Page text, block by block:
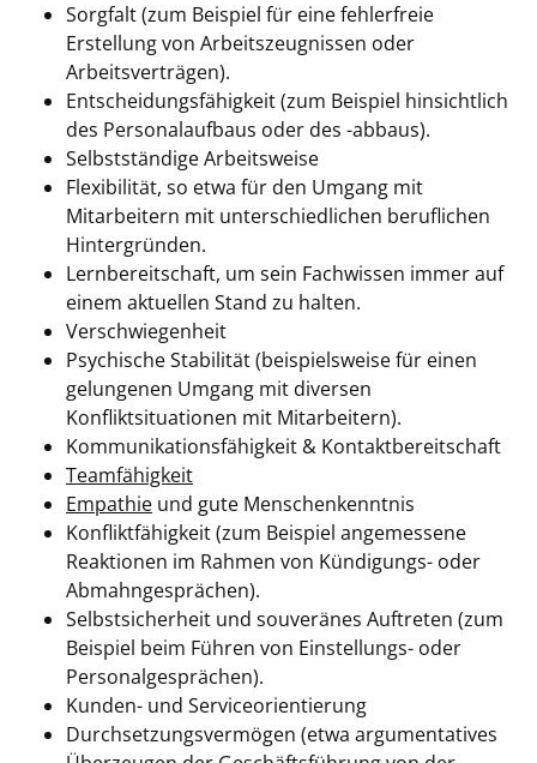
Sorgfalt (zum Beispiel für eine fehlerfreie
Erstellung von Arbeitszeugnissen oder
Arbeitsverträgen).
Entscheidungsfähigkeit (zum Beispiel hinsichtlich
des Personalaufbaus oder des -abbaus).
Selbstständige Arbeitsweise
Flexibilität, so etwa für den Umgang mit
Mitarbeitern mit unterschiedlichen beruflichen
Hintergründen.
Lernbereitschaft, um sein Fachwissen immer auf
einem aktuellen Stand zu halten.
Verschwiegenheit
Psychische Stabilität (beispielsweise für einen
gelungenen Umgang mit diversen
Konfliktsituationen mit Mitarbeitern).
Kommunikationsfähigkeit & Kontaktbereitschaft
Teamfähigkeit
Empathie und gute Menschenkenntnis
Konfliktfähigkeit (zum Beispiel angemessene
Reaktionen im Rahmen von Kündigungs- oder
Abmahngesprächen).
Selbstsicherheit und souveränes Auftreten (zum
Beispiel beim Führen von Einstellungs- oder
Personalgesprächen).
Kunden- und Serviceorientierung
Durchsetzungsvermögen (etwa argumentatives